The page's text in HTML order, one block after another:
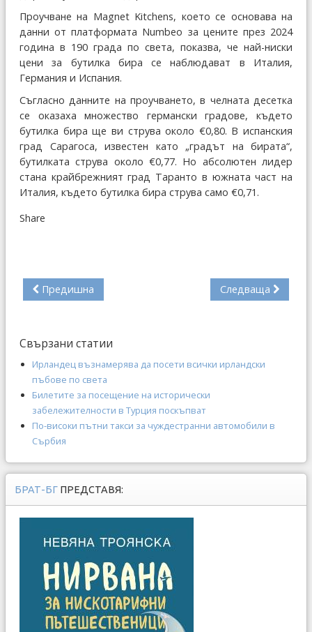
Проучване на Magnet Kitchens, което се основава на
данни от платформата Numbeo за цените през 2024
година в 190 града по света, показва, че най-ниски
цени за бутилка бира се наблюдават в Италия,
Германия и Испания.
Съгласно данните на проучването, в челната десетка
се оказаха множество германски градове, където
бутилка бира ще ви струва около €0,80. В испанския
град Сарагоса, известен като „градът на бирата“,
бутилката струва около €0,77. Но абсолютен лидер
стана крайбрежният град Таранто в южната част на
Италия, където бутилка бира струва само €0,71.
Share
Предишна Следваща
Свързани статии
Ирландец възнамерява да посети всички ирландски
пъбове по света
Билетите за посещение на исторически
забележителности в Турция поскъпват
По-високи пътни такси за чуждестранни автомобили в
Сърбия
БРАТ-БГ ПРЕДСТАВЯ: